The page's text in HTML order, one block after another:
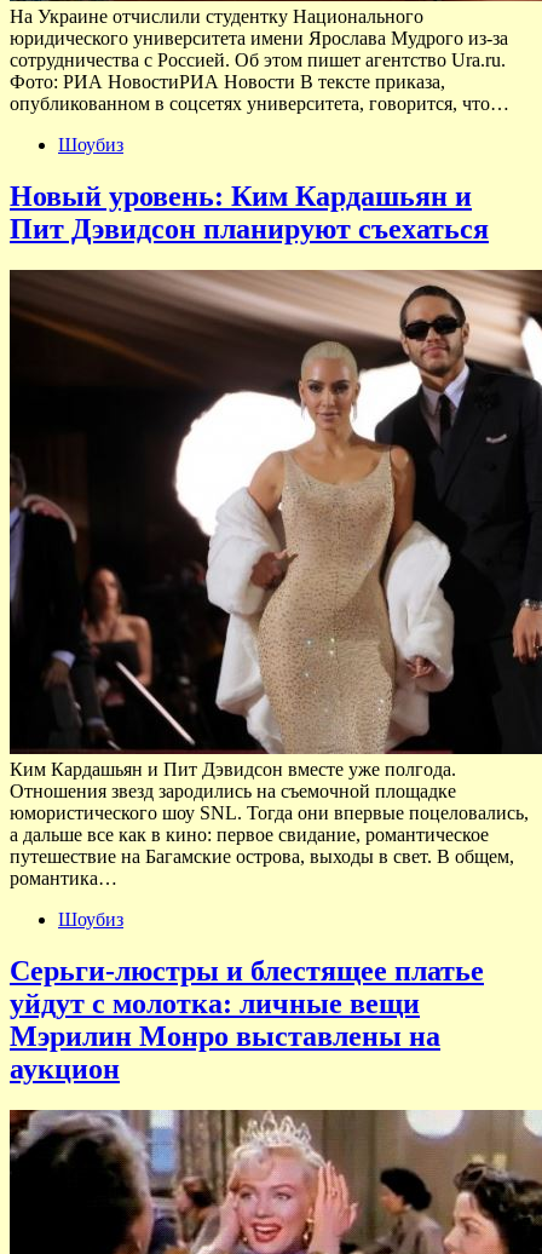
На Украине отчислили студентку Национального
юридического университета имени Ярослава Мудрого из-за
сотрудничества с Россией. Об этом пишет агентство Ura.ru.
Фото: РИА НовостиРИА Новости В тексте приказа,
опубликованном в соцсетях университета, говорится, что…
Шоубиз
Новый уровень: Ким Кардашьян и
Пит Дэвидсон планируют съехаться
Ким Кардашьян и Пит Дэвидсон вместе уже полгода.
Отношения звезд зародились на съемочной площадке
юмористического шоу SNL. Тогда они впервые поцеловались,
а дальше все как в кино: первое свидание, романтическое
путешествие на Багамские острова, выходы в свет. В общем,
романтика…
Шоубиз
Серьги-люстры и блестящее платье
уйдут с молотка: личные вещи
Мэрилин Монро выставлены на
аукцион